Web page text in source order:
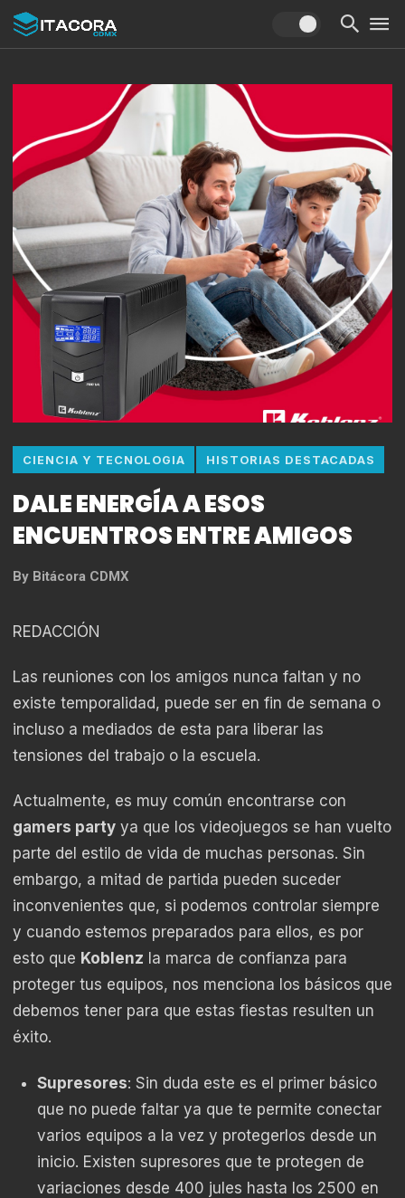
CIENCIA Y TECNOLOGIA HISTORIAS DESTACADAS
DALE ENERGÍA A ESOS
ENCUENTROS ENTRE AMIGOS
By Bitácora CDMX
REDACCIÓN
Las reuniones con los amigos nunca faltan y no
existe temporalidad, puede ser en fin de semana o
incluso a mediados de esta para liberar las
tensiones del trabajo o la escuela.
Actualmente, es muy común encontrarse con
gamers party ya que los videojuegos se han vuelto
parte del estilo de vida de muchas personas. Sin
embargo, a mitad de partida pueden suceder
inconvenientes que, si podemos controlar siempre
y cuando estemos preparados para ellos, es por
esto que Koblenz la marca de confianza para
proteger tus equipos, nos menciona los básicos que
debemos tener para que estas fiestas resulten un
éxito.
Supresores: Sin duda este es el primer básico
que no puede faltar ya que te permite conectar
varios equipos a la vez y protegerlos desde un
inicio. Existen supresores que te protegen de
variaciones desde 400 jules hasta los 2500 en